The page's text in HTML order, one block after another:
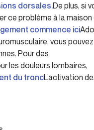
dorsales.De plus, si
ce problème à la maison
commence ici
vous pouvez
Pour des
les douleurs lombaires,
du troncL’activation